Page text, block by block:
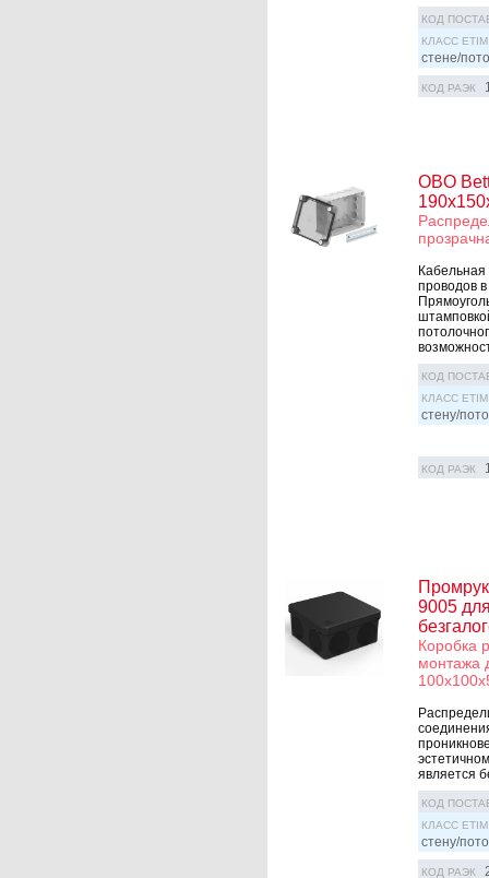
КОД
КЛАСС ETIM
стене/
КОД РАЭК
OBO
проводов
КОД
КЛАСС ETIM
стену/
КОД РАЭК
9005
Коробка
монтажа
является
КОД
КЛАСС ETIM
стену/
КОД РАЭК